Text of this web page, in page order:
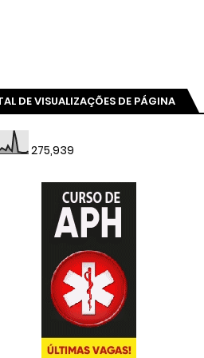
DE VISUALIZAÇÕES DE PÁGINA
275,939